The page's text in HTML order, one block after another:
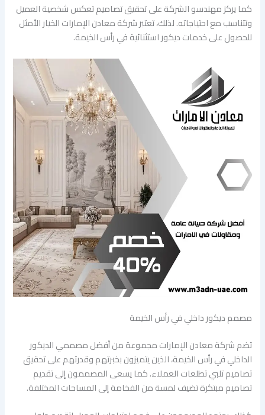
كما يركز مهندسو الشركة على تحقيق تصاميم تعكس شخصية العميل
وتتناسب مع احتياجاته. لذلك، تعتبر شركة معادن الإمارات الخيار الأمثل
للحصول على خدمات ديكور استثنائية في رأس الخيمة.
مصمم ديكور داخلي في رأس الخيمة
تضم شركة معادن الإمارات مجموعة من أفضل مصممي الديكور
الداخلي في رأس الخيمة، الذين يتميزون بخبرتهم وقدرتهم على تحقيق
تصاميم تلبي تطلعات العملاء. كما يسعى المصممون إلى تقديم
تصاميم مبتكرة تضيف لمسة من الفخامة إلى المساحات المختلفة.